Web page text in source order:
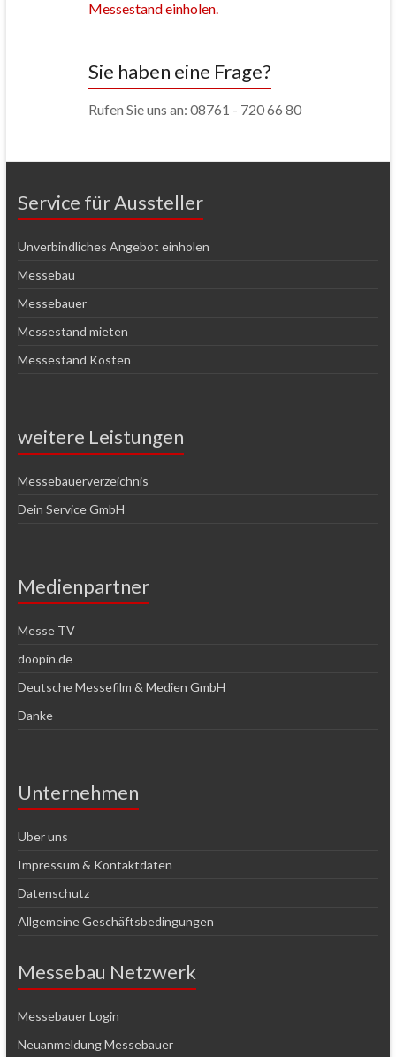
Sie haben eine Frage?
Rufen Sie uns an: 08761 - 720 66 80
Service für Aussteller
Unverbindliches Angebot einholen
Messebau
Messebauer
Messestand mieten
Messestand Kosten
weitere Leistungen
Messebauerverzeichnis
Dein Service GmbH
Medienpartner
Messe TV
doopin.de
Deutsche Messefilm & Medien GmbH
Danke
Unternehmen
Über uns
Impressum & Kontaktdaten
Datenschutz
Allgemeine Geschäftsbedingungen
Messebau Netzwerk
Messebauer Login
Neuanmeldung Messebauer